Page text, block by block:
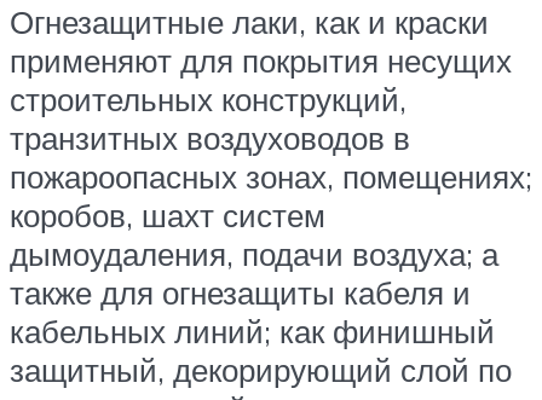
Огнезащитные лаки, как и краски
применяют для покрытия несущих
строительных конструкций,
транзитных воздуховодов в
пожароопасных зонах, помещениях;
коробов, шахт систем
дымоудаления, подачи воздуха; а
также для огнезащиты кабеля и
кабельных линий; как финишный
защитный, декорирующий слой по